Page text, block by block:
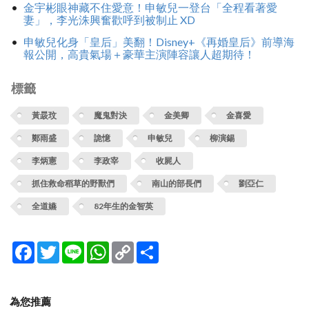
金宇彬眼神藏不住愛意！申敏兒一登台「全程看著愛
妻」，李光洙興奮歡呼到被制止 XD
申敏兒化身「皇后」美翻！Disney+《再婚皇后》前導海
報公開，高貴氣場＋豪華主演陣容讓人超期待！
標籤
黃晸玟 魔鬼對決 金美卿 金喜愛
鄭雨盛 詭憶 申敏兒 柳演錫
李炳憲 李政宰 收屍人
抓住救命稻草的野獸們 南山的部長們 劉亞仁
全道嬿 82年生的金智英
Facebook
TwitterLine WhatsApp
Copy
Link
為您推薦